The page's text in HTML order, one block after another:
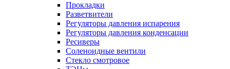
Прокладки
Разветвители
Регуляторы давления испарения
Регуляторы давления конденсации
Ресиверы
Соленоидные вентили
Стекло смотровое